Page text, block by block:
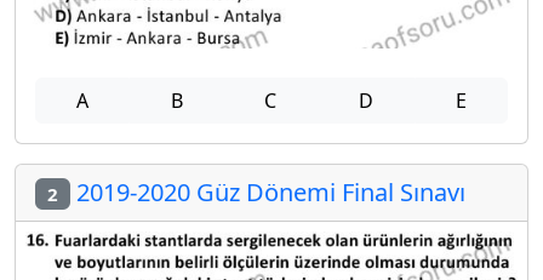
A B C D E
2 2019-2020 Güz Dönemi Final Sınavı